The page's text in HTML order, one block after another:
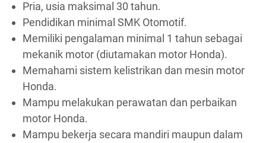
Pria, usia maksimal 30 tahun.
Pendidikan minimal SMK Otomotif.
Memiliki pengalaman minimal 1 tahun sebagai
mekanik motor (diutamakan motor Honda).
Memahami sistem kelistrikan dan mesin motor
Honda.
Mampu melakukan perawatan dan perbaikan
motor Honda.
Mampu bekerja secara mandiri maupun dalam